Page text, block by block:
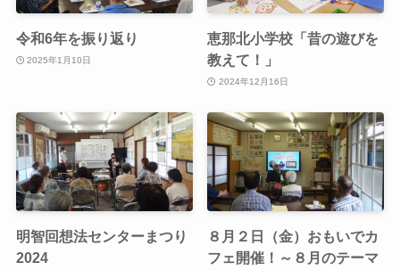
令和6年を振り返り
2025年1月10日
恵那北小学校「昔の遊びを
教えて！」
2024年12月16日
明智回想法センターまつり
2024
８月２日（金）おもいでカ
フェ開催！～８月のテーマ